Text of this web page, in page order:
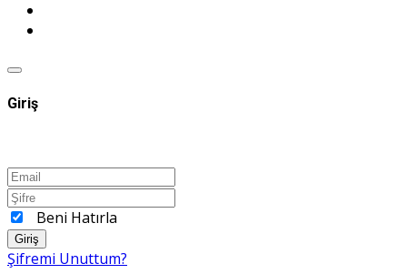
Giriş
Beni Hatırla
Giriş
Şifremi Unuttum?